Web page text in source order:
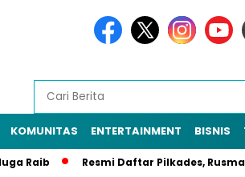
KOMUNITAS ENTERTAINMENT BISNIS
Resmi Daftar Pilkades, Rusman